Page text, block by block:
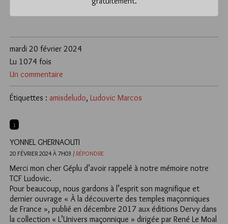
mardi 20 février 2024
Un commentaire
Lu 1074 fois
Étiquettes : amisdeludo, Ludovic Marcos
1
YONNEL GHERNAOUTI
20 FÉVRIER 2024 À 7H03 / RÉPONDRE
Merci mon cher Géplu d’avoir rappelé à notre mémoire notre
TCF Ludovic.
Pour beaucoup, nous gardons à l’esprit son magnifique et
dernier ouvrage « À la découverte des temples maçonniques
de France », publié en décembre 2017 aux éditions Dervy dans
la collection « L’Univers maçonnique » dirigée par René Le Moal